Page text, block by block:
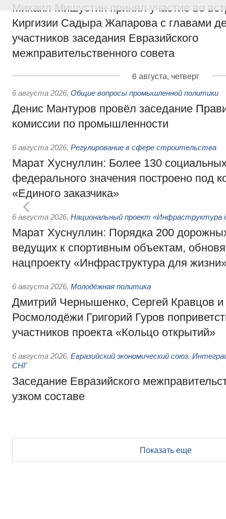
Михаил Мишустин принял участие во
Киргизии Садыра Жапарова с главами
участников заседания Евразийского
межправительственного совета
6 августа, четверг
6 августа 2026, Общие вопросы промышленной политики
Денис Мантуров провёл заседание
комиссии по промышленности
6 августа 2026, Регулирование в сфере строительства
Марат Хуснуллин: Более 130
федерального значения построено под
«Единого заказчика»
6 августа 2026, Национальный проект «Инфраструктура
Марат Хуснуллин: Порядка 200
ведущих к спортивным объектам,
нацпроекту «Инфраструктура для
6 августа 2026, Молодёжная политика
Дмитрий Чернышенко, Сергей Кравцов и
Росмолодёжи Григорий Гуров
участников проекта «Кольцо открытий»
6 августа 2026, Евразийский экономический союз.
СНГ
Заседание Евразийского
узком составе
Показать еще